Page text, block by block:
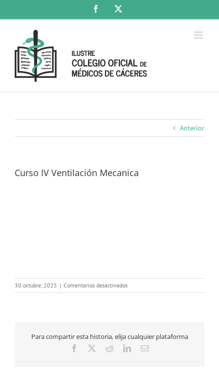
Facebook
Anterior
Curso IV Ventilación Mecanica
30 octubre, 2025 | Comentarios desactivadosen
Curso
Para compartir esta historia, elija cualquier plataforma
Facebook RedditLinkedInCorreo